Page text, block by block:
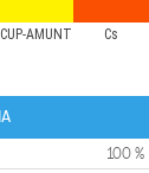
CUP-AMUNT Cs
100 %